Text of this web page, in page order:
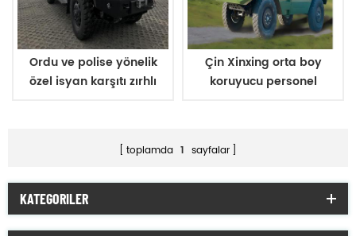
Ordu ve polise yönelik
özel isyan karşıtı zırhlı
Çin Xinxing orta boy
koruyucu personel
toplamda 1 sayfalar
KATEGORILER